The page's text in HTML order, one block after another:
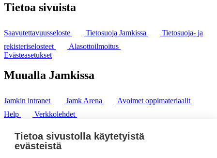
Tietoa sivuista
Saavutettavuusseloste Tietosuoja Jamkissa
Tietosuoja- ja
rekisteriselosteet
Alasottoilmoitus
Evästeasetukset
Muualla Jamkissa
Jamkin intranet Jamk Arena
Avoimet oppimateriaalit
Help
Verkkolehdet
puh. +358 20 743 8100
fax. +358 14 449 9694
Tietoa sivustolla käytetyistä
evästeistä